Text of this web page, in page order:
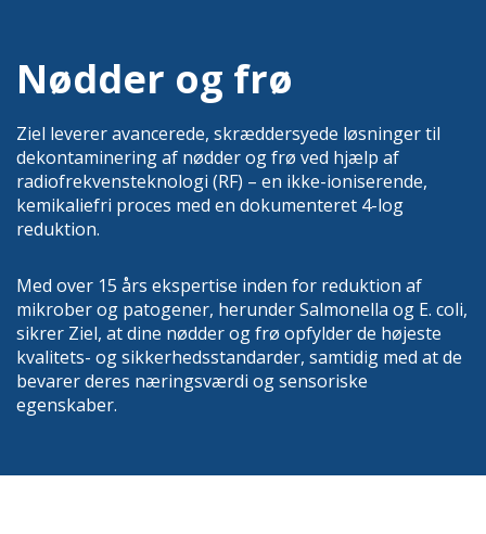
Nødder og frø
Ziel leverer avancerede, skræddersyede løsninger til
dekontaminering af nødder og frø ved hjælp af
radiofrekvensteknologi (RF) – en ikke-ioniserende,
kemikaliefri proces med en dokumenteret 4-log
reduktion.
Med over 15 års ekspertise inden for reduktion af
mikrober og patogener, herunder Salmonella og E. coli,
sikrer Ziel, at dine nødder og frø opfylder de højeste
kvalitets- og sikkerhedsstandarder, samtidig med at de
bevarer deres næringsværdi og sensoriske
egenskaber.